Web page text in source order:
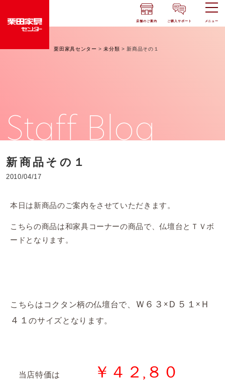
店舗のご案内 ご購入サポート メニュー
栗田家具センター >未分類 >新商品その１
Staff Blog
新商品その１
2010/04/17
本日は新商品のご案内をさせていただきます。
こちらの商品は和家具コーナーの商品で、仏壇台とＴＶボ
ードとなります。
こちらはコクタン柄の仏壇台で、
Ｗ６３×Ｄ５１×Ｈ
４１のサイズとなります。
当店特価は
￥４２,８０